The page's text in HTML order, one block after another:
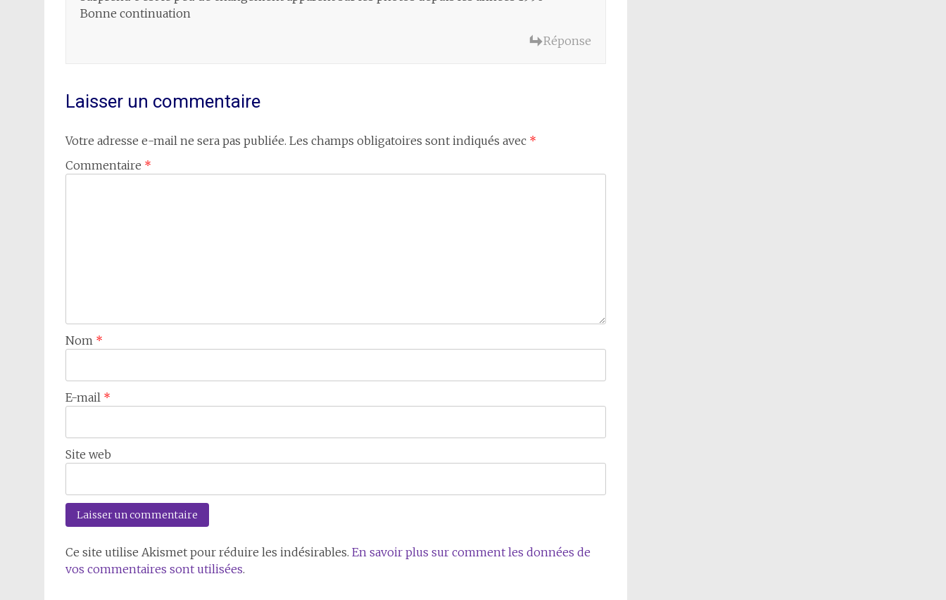
Bonne continuation
Réponse
Laisser un commentaire
Votre adresse e-mail ne sera pas publiée. Les champs obligatoires sont indiqués avec *
Commentaire *
Nom *
E-mail *
Site web
Ce site utilise Akismet pour réduire les indésirables. En savoir plus sur comment les données de
vos commentaires sont utilisées.